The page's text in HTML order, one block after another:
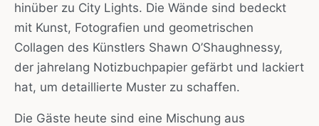
hinüber zu City Lights. Die Wände sind bedeckt
mit Kunst, Fotografien und geometrischen
Collagen des Künstlers Shawn O’Shaughnessy,
der jahrelang Notizbuchpapier gefärbt und lackiert
hat, um detaillierte Muster zu schaffen.
Die Gäste heute sind eine Mischung aus